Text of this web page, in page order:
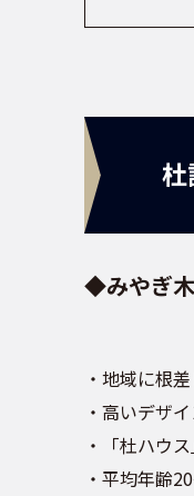
◆みやぎ
・地域に根
・高いデザ
・「杜ハウ
・平均年齢